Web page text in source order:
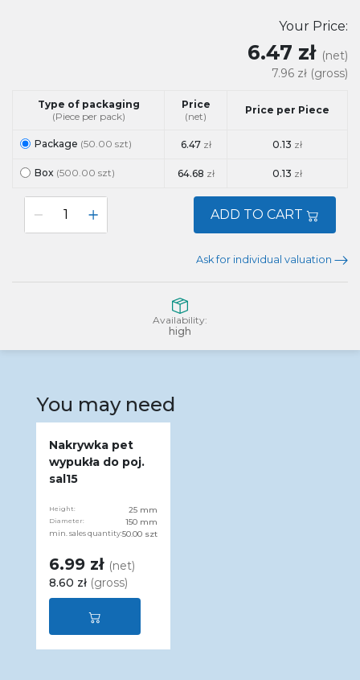
Your Price:
6.47 zł (net)
7.96 zł (gross)
Type of packaging
(Piece per pack)
Price
(net)
Price per Piece
Package (50.00 szt) 6.47 zł 0.13 zł
Box (500.00 szt) 64.68 zł 0.13 zł
ADD TO CART
Ask for individual valuation
Availability:
high
You may need
Nakrywka pet
wypukła do poj.
sal15
Height: 25 mm
Diameter: 150 mm
min. sales quantity:50.00 szt
6.99 zł (net)
8.60 zł (gross)